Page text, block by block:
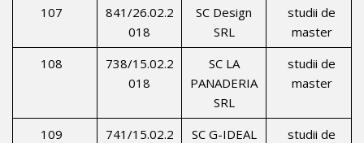
107
841/26.02.2
018
SC Design
SRL
studii de
master
108
738/15.02.2
018
SC LA
PANADERIA
SRL
studii de
master
109
741/15.02.2
SC G-IDEAL
studii de